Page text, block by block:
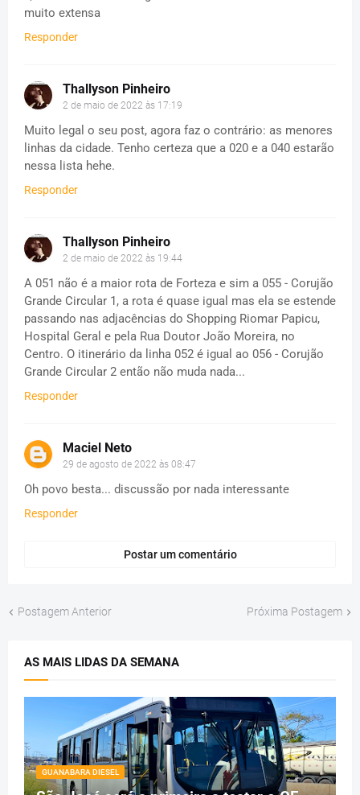
muito extensa
Responder
Thallyson Pinheiro
2 de maio de 2022 às 17:19
Muito legal o seu post, agora faz o contrário: as menores
linhas da cidade. Tenho certeza que a 020 e a 040 estarão
nessa lista hehe.
Responder
Thallyson Pinheiro
2 de maio de 2022 às 19:44
A 051 não é a maior rota de Forteza e sim a 055 - Corujão
Grande Circular 1, a rota é quase igual mas ela se estende
passando nas adjacências do Shopping Riomar Papicu,
Hospital Geral e pela Rua Doutor João Moreira, no
Centro. O itinerário da linha 052 é igual ao 056 - Corujão
Grande Circular 2 então não muda nada...
Responder
Maciel Neto
29 de agosto de 2022 às 08:47
Oh povo besta... discussão por nada interessante
Responder
Postar um comentário
Postagem Anterior Próxima Postagem
AS MAIS LIDAS DA SEMANA
GUANABARA DIESEL